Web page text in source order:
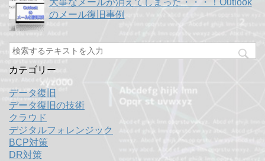
のメール復旧事例
カテゴリー
データ復旧
データ復旧の技術
クラウド
デジタルフォレンジック
BCP対策
DR対策